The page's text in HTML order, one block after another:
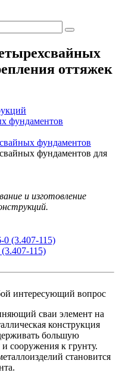
оттяжек
фундаментов
фундаментов
фундаментов для
и изготовление
115)
интересующий вопрос
сваи элемент на
конструкция
большую
и сооружения к грунту.
становится